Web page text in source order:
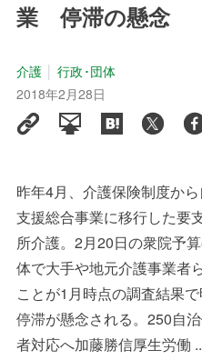
業 停滞の懸念
介護
行政･団体
2018年2月28日
昨年4月、介護保険制度か
支援総合事業に移行した要
所介護。2月20日の衆院予
体で大手や地元介護事業者
ことが1月時点の調査結果
停滞が懸念される。250自
者対応へ加藤勝信厚生労働